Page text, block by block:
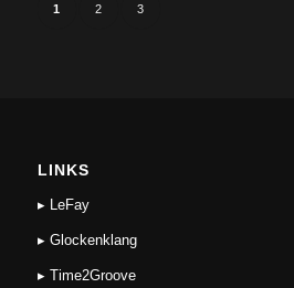
1 2 3
LINKS
▸ LeFay
▸ Glockenklang
▸ Time2Groove